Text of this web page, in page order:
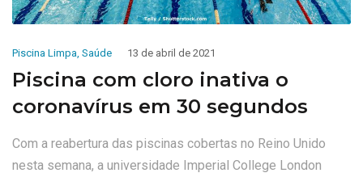
Piscina Limpa Saúde 13 de abril de 2021
Piscina com cloro inativa o
coronavírus em 30 segundos
Com a reabertura das piscinas cobertas no Reino Unido
nesta semana, a universidade Imperial College London